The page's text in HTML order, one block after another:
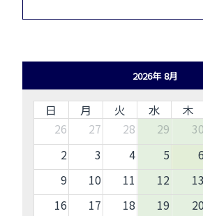
2026年 8月
日 月 火 水 木
26
27 28 29 30
2
3 4 5 6
9
10 11 12 13
16
17 18 19 20